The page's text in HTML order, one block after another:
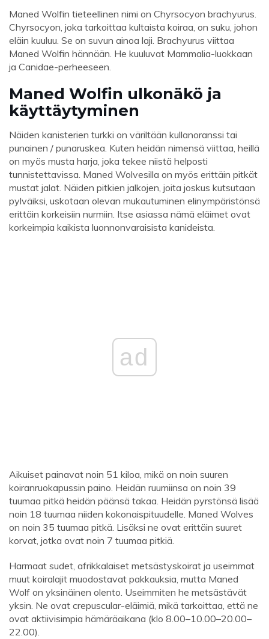
Maned Wolfin tieteellinen nimi on Chyrsocyon brachyurus.
Chyrsocyon, joka tarkoittaa kultaista koiraa, on suku, johon
eläin kuuluu. Se on suvun ainoa laji. Brachyurus viittaa
Maned Wolfin hännään. He kuuluvat Mammalia-luokkaan
ja Canidae-perheeseen.
Maned Wolfin ulkonäkö ja
käyttäytyminen
Näiden kanisterien turkki on väriltään kullanoranssi tai
punainen / punaruskea. Kuten heidän nimensä viittaa, heillä
on myös musta harja, joka tekee niistä helposti
tunnistettavissa. Maned Wolvesilla on myös erittäin pitkät
mustat jalat. Näiden pitkien jalkojen, joita joskus kutsutaan
pylväiksi, uskotaan olevan mukautuminen elinympäristönsä
erittäin korkeisiin nurmiin. Itse asiassa nämä eläimet ovat
korkeimpia kaikista luonnonvaraisista kanideista.
ad
Aikuiset painavat noin 51 kiloa, mikä on noin suuren
koiranruokapussin paino. Heidän ruumiinsa on noin 39
tuumaa pitkä heidän päänsä takaa. Heidän pyrstönsä lisää
noin 18 tuumaa niiden kokonaispituudelle. Maned Wolves
on noin 35 tuumaa pitkä. Lisäksi ne ovat erittäin suuret
korvat, jotka ovat noin 7 tuumaa pitkiä.
Harmaat sudet, afrikkalaiset metsästyskoirat ja useimmat
muut koiralajit muodostavat pakkauksia, mutta Maned
Wolf on yksinäinen olento. Useimmiten he metsästävät
yksin. Ne ovat crepuscular-eläimiä, mikä tarkoittaa, että ne
ovat aktiivisimpia hämäräaikana (klo 8.00–10.00–20.00–
22.00).